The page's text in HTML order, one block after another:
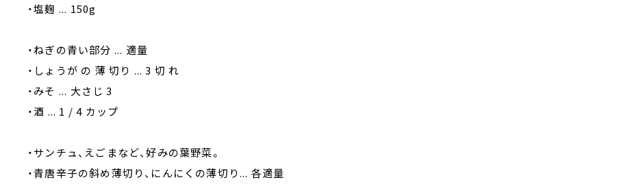
・塩麹 ... 150g
・ねぎの青い部分 ... 適量
・しょうが の 薄 切り ... 3 切 れ
・みそ ... 大さじ 3
・酒 ... 1 / 4 カップ
・サンチュ、えごまなど、好みの葉野菜。
・青唐辛子の斜め薄切り、にんにくの薄切り... 各適量